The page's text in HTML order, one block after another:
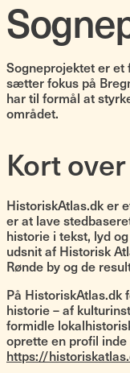
Sogneprojektet er
sætter fokus på
har til formål at
området.
Kort
HistoriskAtlas.dk er
er at lave
historie i tekst, lyd
udsnit af Historisk
Rønde by og de
På
historie – af
formidle
oprette en profil inde
https://